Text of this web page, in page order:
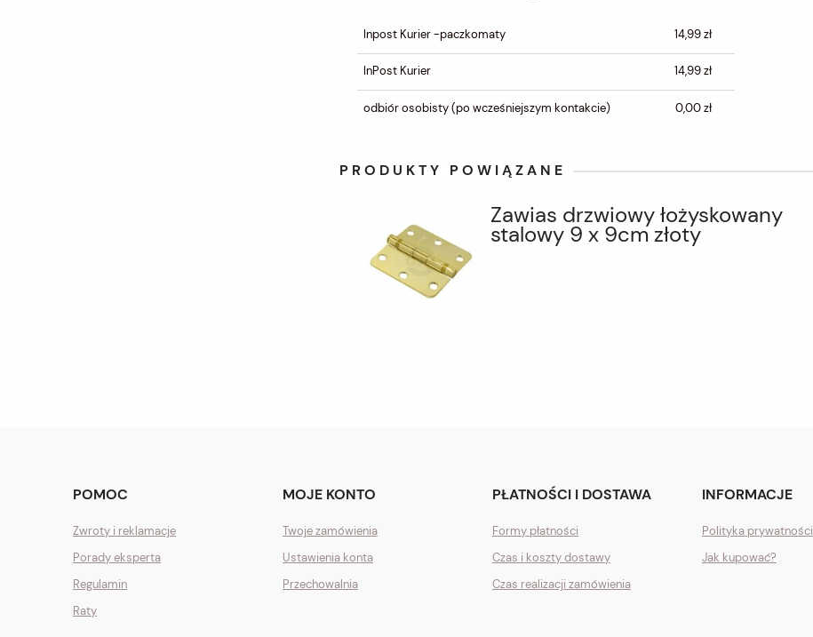
CENA NIE ZAWIERA
Inpost Kurier -paczkomaty 14,99 zł
InPost Kurier 14,99 zł
odbiór osobisty(po wcześniejszym kontakcie) 0,00 zł
PRODUKTY POWIĄZANE
Zawias drzwiowy łożyskowany
stalowy 9 x 9cm złoty
POMOC
Zwroty i reklamacje
Porady eksperta
Regulamin
Raty
MOJE KONTO
Twoje zamówienia
Ustawienia konta
Przechowalnia
PŁATNOŚCI I DOSTAWA
Formy płatności
Czas i koszty dostawy
Czas realizacji zamówienia
INFORMACJE
Polityka prywatności
Jak kupować?